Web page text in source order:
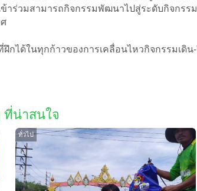
ร่วมสามารถกิจกรรมพัฒนาไปสู่ระดับกิจกรร
ได้ในทุกก้าวของการเคลื่อนไหวกิจกรรมเดิ
ที่น่าสนใจ
ทั่วไป